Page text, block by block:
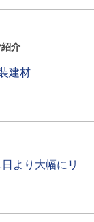
介
建材
より大幅にリ